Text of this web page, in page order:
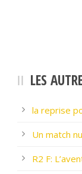
LES
la reprise
Un match
R2 F: